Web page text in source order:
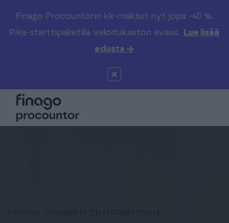
Finago Procountorin kk-maksut nyt jopa -40 %.
Pika-starttipaketilla veloitukseton avaus.
Lue lisää
edusta →
Etsi sivustolta
Valitse kieli
Global (EN)
Kirjaudu
Solo
Sopimuskone
Kenelle
Tilitoimistoille